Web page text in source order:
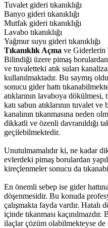
Tuvalet gideri tıkanıklığı
Banyo gideri tıkanıklığı
Mutfak gideri tıkanıklığı
Lavabo tıkanıklığı
Yağmur suyu gideri tıkanıklığı
Tıkanıklık Açma ve Giderlerin
Bilindiği üzere pimaş
ve tuvaletteki atık suları
kullanılmaktadır. Bu saymış
sonucu gider hattı
atıklarının lavaboya dökülmesi,
katı sabun atıklarının tuvalet
kanalının tıkanmasına neden
dikkatli ve özenli davranıldığı
geçilebilmektedir.
Unutulmamalıdır ki, ne kadar
evlerdeki pimaş borulardan
kireçlenmeler sonucu da
En önemli sebep ise gider
döşenmesidir. Bu konuda
çalışmakta fayda vardır. Hatalı
içinde tıkanması
ilaçlar çözüm olabilmekteyse de